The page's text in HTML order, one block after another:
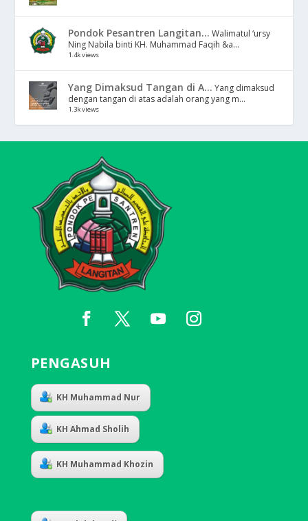
Pondok Pesantren Langitan... Walimatul ‘ursy
Ning Nabila binti KH. Muhammad Faqih &a...
1.4k views
Yang Dimaksud Tangan di A... Yang dimaksud
dengan tangan di atas adalah orang yang m...
1.3k views
PENGASUH
KH Muhammad Nur
KH Ahmad Sholih
KH Muhammad Khozin